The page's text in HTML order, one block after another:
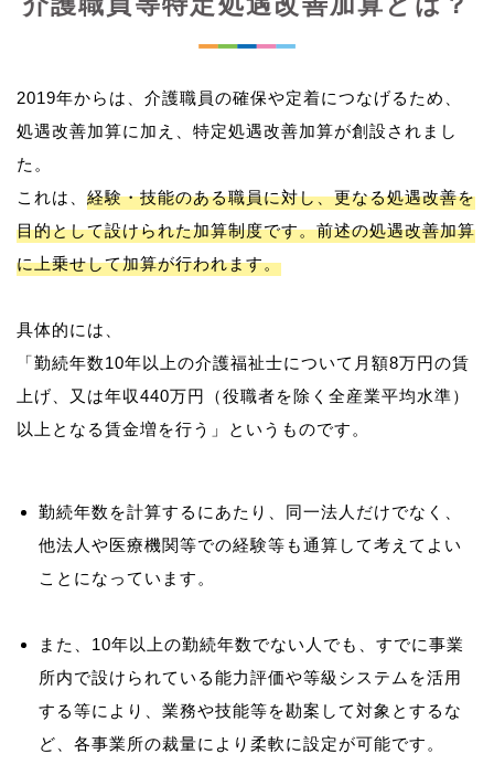
2019年からは、介護職員の確保や定着につなげるため、
処遇改善加算に加え、特定処遇改善加算が創設されまし
た。
これは、 経験・技能のある職員に対し、更なる処遇改善を
目的として設けられた加算制度です。前述の処遇改善加算
に上乗せして加算が行われます。
具体的には、
「勤続年数10年以上の介護福祉士について月額8万円の賃
上げ、又は年収440万円（役職者を除く全産業平均水準）
勤続年数を計算するにあたり、同一法人だけでなく、
他法人や医療機関等での経験等も通算して考えてよい
ことになっています。
また、10年以上の勤続年数でない人でも、すでに事業
所内で設けられている能力評価や等級システムを活用
する等により、業務や技能等を勘案して対象とするな
ど、各事業所の裁量により柔軟に設定が可能です。